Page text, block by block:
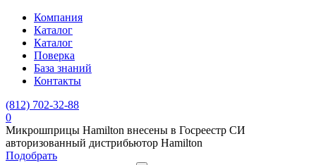
Компания
Каталог
Каталог
Поверка
База знаний
Контакты
(812) 702-32-88
0
Микрошприцы Hamilton внесены в Госреестр СИ
авторизованный дистрибьютор Hamilton
Подобрать